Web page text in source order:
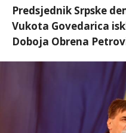
Predsjednik Srpske
Vukota Govedarica
Doboja Obrena